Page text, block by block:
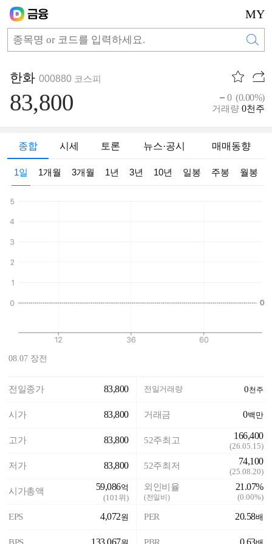
MY
한화 000880 코스피
83,800 0 (0.00%)
거래량 0천주
종합 시세 토론 뉴스·공시 매매동향
1일 1개월 3개월 1년 3년 10년 일봉 주봉 월봉
08.07 장전
전일종가 83,800
시가 83,800
고가 83,800
저가 83,800
시가총액 59,086억
(101위)
EPS 4,072원
전일거래량 0천주
거래금 0백만
52주최고 166,400
(26.05.15)
52주최저 74,100
(25.08.20)
외인비율
(전일비)
21.07%
(0.00%)
PER 20.58배